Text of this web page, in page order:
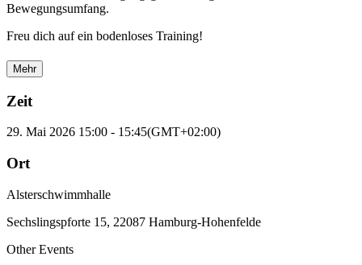
Bewegungsumfang.
Freu dich auf ein bodenloses Training!
Mehr
Zeit
29. Mai 2026 15:00 - 15:45(GMT+02:00)
Ort
Alsterschwimmhalle
Sechslingspforte 15, 22087 Hamburg-Hohenfelde
Other Events